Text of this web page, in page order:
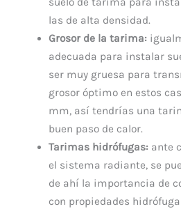
las de alta densidad.
Grosor de la tarima:
adecuada para instalar
ser muy gruesa para
grosor óptimo en estos
mm, así tendrías una
buen paso de calor.
Tarimas hidrófugas: ante
el sistema radiante, se
de ahí la importancia de
con propiedades